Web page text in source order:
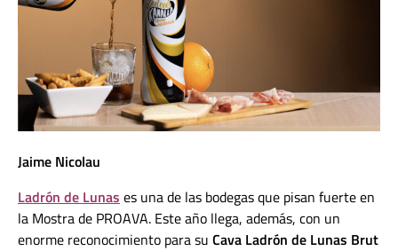
Jaime Nicolau
Ladrón de Lunas es una de las bodegas que pisan fuerte en
la Mostra de PROAVA. Este año llega, además, con un
enorme reconocimiento para su Cava Ladrón de Lunas Brut